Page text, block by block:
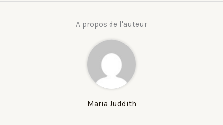
A propos de l'auteur
Maria Juddith